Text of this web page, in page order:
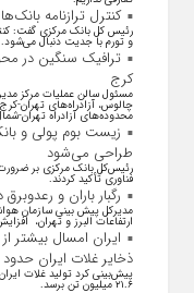
کنترل ترازنامه
رئیس کل بانک مرکزی گفت:
و تورم با جدیت دنبال می‌شود.
ترافیک سنگین در
کرج
مسئول سالن عملیات مرکز
چالوس، آزادراه‌های تهران-
محدوده‌های آزادراه تهران-
زیست بوم پولی و
طراحی می‌شود
رئیس‌کل بانک مرکزی بر
فناوری تأکید کردند.
رگبار باران و رعدوبرق
مدیرکل پیش بینی سازمان
ارتفاعات البرز و تهران،
ذخایر غلات ایران
۲۱.۶ میلیون تن برسد.